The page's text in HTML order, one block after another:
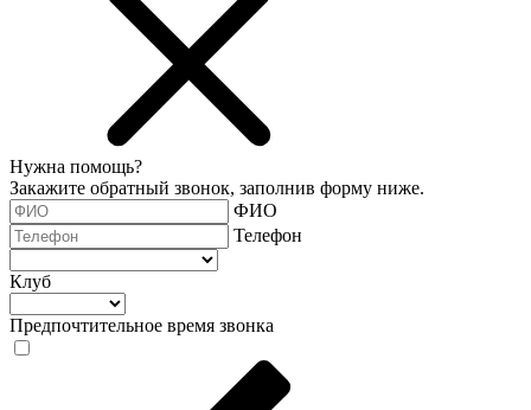
Нужна помощь?
Закажите обратный звонок, заполнив форму ниже.
ФИО
Телефон
Клуб
Предпочтительное время звонка